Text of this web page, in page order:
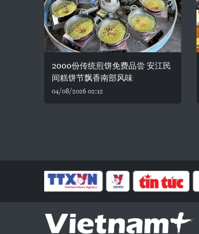
2000份传统煎饼免费品尝 安江民
间糕饼节飘香南部风味
04/08/2026 02:12